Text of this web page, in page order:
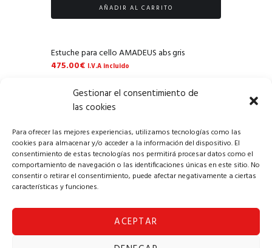
Gestionar el consentimiento de
las cookies
Para ofrecer las mejores experiencias, utilizamos tecnologías como las
cookies para almacenar y/o acceder a la información del dispositivo. El
consentimiento de estas tecnologías nos permitirá procesar datos como el
comportamiento de navegación o las identificaciones únicas en este sitio. No
consentir o retirar el consentimiento, puede afectar negativamente a ciertas
características y funciones.
ACEPTAR
AÑADIR AL CARRITO
Estuche para cello AMADEUS abs gris
475.00€ I.V.A incluido
AÑADIR AL CARRITO
Copyright © 2024 Alba Solomúsica